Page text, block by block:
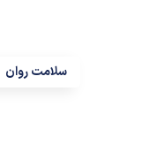
سلامت روان